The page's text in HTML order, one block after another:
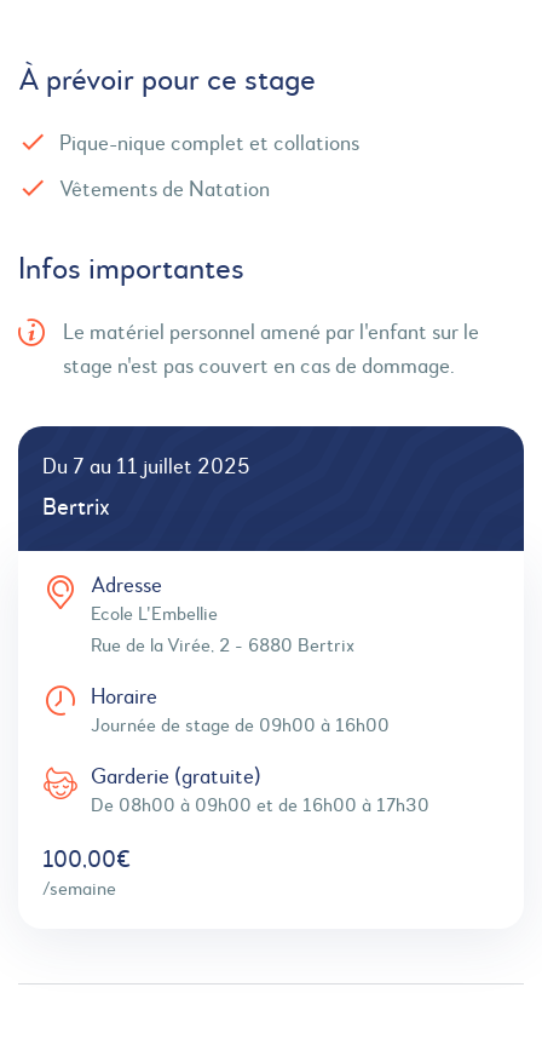
À prévoir pour ce stage
Pique-nique complet et collations
Vêtements de Natation
Infos importantes
Le matériel personnel amené par l'enfant sur le
stage n'est pas couvert en cas de dommage.
Du 7 au 11 juillet 2025
Bertrix
Adresse
Ecole L'Embellie
Rue de la Virée, 2 - 6880 Bertrix
Horaire
Journée de stage de 09h00 à 16h00
Garderie (gratuite)
De 08h00 à 09h00 et de 16h00 à 17h30
100,00€
/semaine